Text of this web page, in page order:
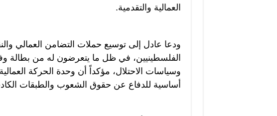
العمالية والتقدمية.
ودعا عادل إلى توسيع حملات التضامن العمالي
الفلسطينيين، في ظل ما يتعرضون له من بطالة
وسياسات الاحتلال، مؤكداً أن وحدة الحركة
أساسية للدفاع عن حقوق الشعوب والطبقات